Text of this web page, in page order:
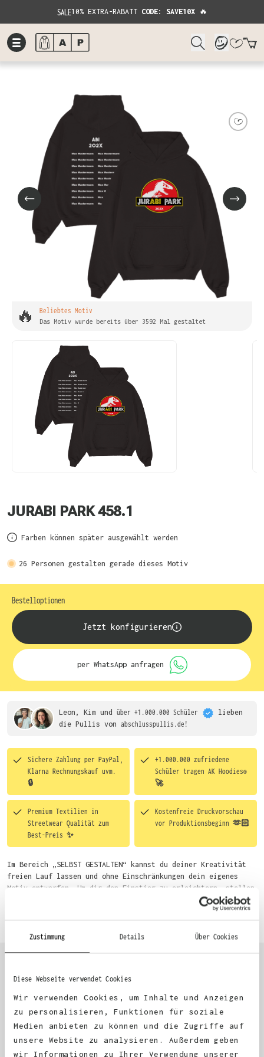
Zustimmung Details Über Cookies
Diese Webseite verwendet Cookies
Wir verwenden Cookies, um Inhalte und Anzeigen
zu personalisieren, Funktionen für soziale
Medien anbieten zu können und die Zugriffe auf
unsere Website zu analysieren. Außerdem geben
wir Informationen zu Ihrer Verwendung unserer
SALE10% EXTRA-RABATT CODE: SAVE10X🔥
🔥 Beliebtes Motiv
Das Motiv wurde bereits über 3592 Mal gestaltet
JURABI PARK 458.1
Farben können später ausgewählt werden
26 Personen gestalten gerade dieses Motiv
Bestelloptionen
Jetzt konfigurieren
per WhatsApp anfragen
Leon, Kim und über +1.000.000 Schüler
lieben
die Pullis von abschlusspullis.de!
Sichere Zahlung per PayPal,
Klarna Rechnungskauf uvm.
🔒
+1.000.000 zufriedene
Schüler tragen AK Hoodies®
🚀
Premium Textilien in
Streetwear Qualität zum
Best-Preis ✨
Kostenfreie Druckvorschau
vor Produktionsbeginn 🫶🏻
Im Bereich „SELBST GESTALTEN“ kannst du deiner Kreativität
freien Lauf lassen und ohne Einschränkungen dein eigenes
Motiv entwerfen. Um dir den Einstieg zu erleichtern, stellen
wir eine von unseren Designern vorgefertigte Vorlage bereit.
Wähle einfach deine Wunsch-Produkte auf dieser Seite aus und
du auch bequem über das Bestellformular, per E-Mail oder
KUNDEN FEEDBACK 🫶
Excellent